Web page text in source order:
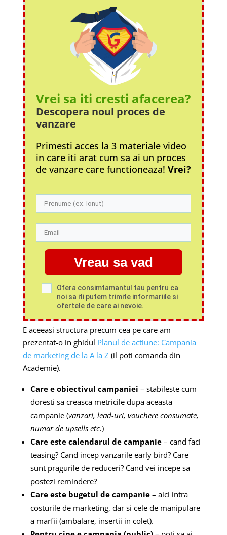
Vrei sa iti cresti afacerea?
Descopera noul procesde
vanzare
Primesti acces la 3 materiale video
in care iti arat cum sa ai un proces
de vanzare care functioneaza! Vrei?
Vreau sa vad
Ofera consimtamantul tau pentru ca
noi sa iti putem trimite informariile si
ofertele de care ai nevoie.
E aceeasi structura precum cea pe care am
prezentat-o in ghidul Planul de actiune: Campania
de marketing de la A la Z (il poti comanda din
Academie).
Care e obiectivul campaniei – stabileste cum
doresti sa creasca metricile dupa aceasta
campanie (vanzari, lead-uri, vouchere consumate,
numar de upsells etc.)
Care este calendarul de campanie– cand faci
teasing? Cand incep vanzarile early bird? Care
sunt pragurile de reduceri? Cand vei incepe sa
postezi remindere?
Care este bugetul de campanie– aici intra
costurile de marketing, dar si cele de manipulare
a marfii (ambalare, insertii in colet).